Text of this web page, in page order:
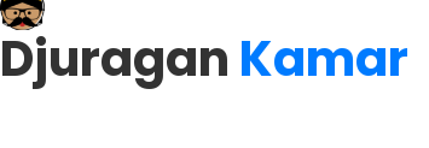
Djuragan Kamar